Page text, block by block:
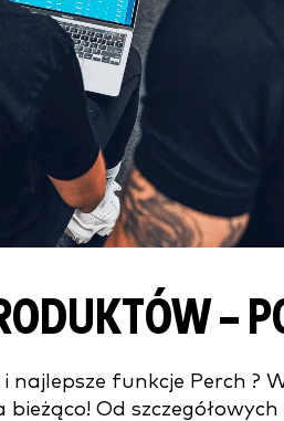
–
najlepsze funkcje Perch ?
Od